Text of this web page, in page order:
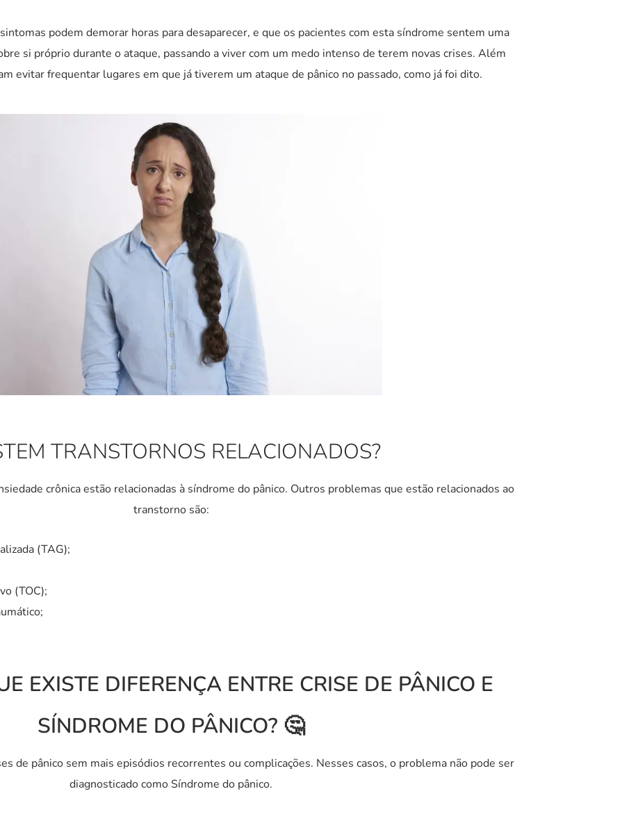
podem demorar horas para desaparecer, e que os pacientes com esta síndrome sentem uma
si próprio durante o ataque, passando a viver com um medo intenso de terem novas crises. Além
evitar frequentar lugares em que já tiverem um ataque de pânico no passado, como já foi dito.
TRANSTORNOS RELACIONADOS?
crônica estão relacionadas à síndrome do pânico. Outros problemas que estão relacionados ao
transtorno são:
(TAG);
(TOC);
EXISTE DIFERENÇA ENTRE CRISE DE PÂNICO E
SÍNDROME DO PÂNICO? 🤔
de pânico sem mais episódios recorrentes ou complicações. Nesses casos, o problema não pode ser
diagnosticado como Síndrome do pânico.